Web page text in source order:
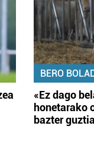
BERO
«Ez dago
honetarako
bazter